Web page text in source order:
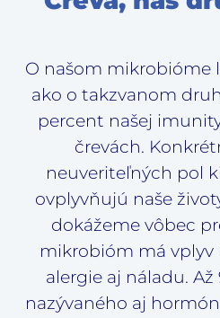
O našom mikrobióme
ako o takzvanom
percent našej
črevách.
neuveriteľných pol
ovplyvňujú naše
dokážeme vôbec
mikrobióm má
alergie aj náladu.
nazývaného aj